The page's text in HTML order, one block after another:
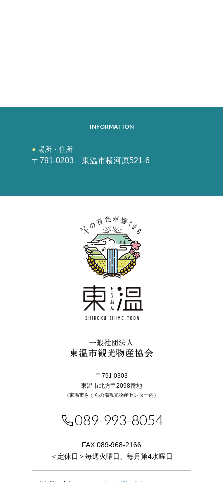
INFORMATION
場所・住所
〒791-0203 東温市横河原521-6
一般社団法人
東温市観光物産協会
〒791-0303
東温市北方甲2098番地
（東温市さくらの湯観光物産センター内）
089-993-8054
FAX 089-968-2166
＜定休日＞毎週火曜日、毎月第4水曜日